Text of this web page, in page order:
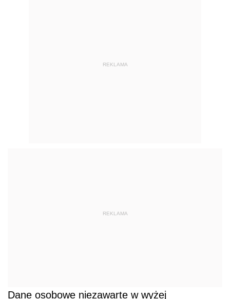
REKLAMA
REKLAMA
Dane osobowe niezawarte w wyżej